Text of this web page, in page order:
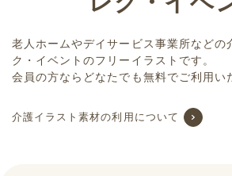
老人ホームやデイサービス事業所などの
ク・イベントのフリーイラストです。
会員の方ならどなたでも無料でご利用い
介護イラスト素材の利用について